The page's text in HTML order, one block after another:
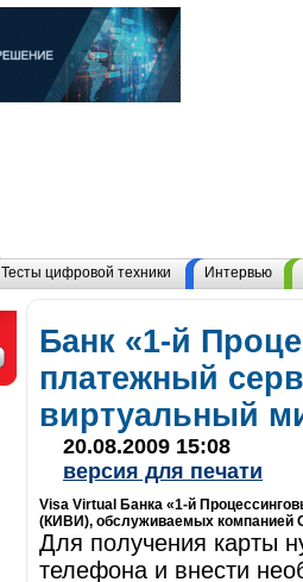
Тесты цифровой техники Интервью
Банк «1-й
платежный
виртуальный
20.08.2009 15:08
версия для печати
Visa Virtual Банка «1-й
(КИВИ), обслуживаемых компанией
Для получения карты
телефона и внести